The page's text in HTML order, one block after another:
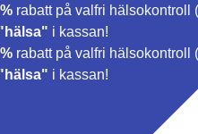
rabatt på valfri hälsokontroll
i kassan!
rabatt på valfri hälsokontroll
i kassan!